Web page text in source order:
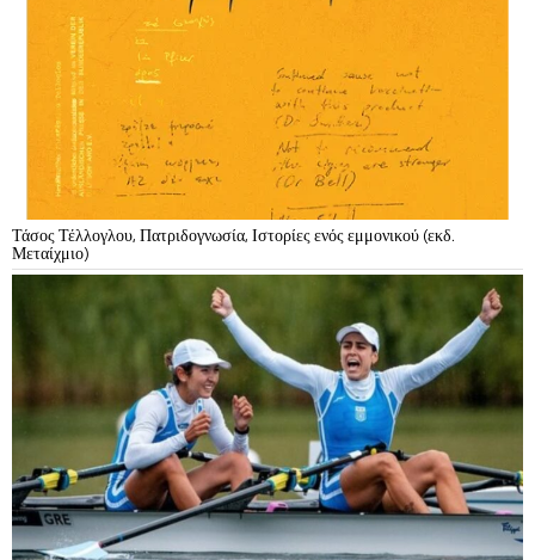
Τάσος Τέλλογλου, Πατριδογνωσία, Ιστορίες ενός εμμονικού (εκδ.
Μεταίχμιο)